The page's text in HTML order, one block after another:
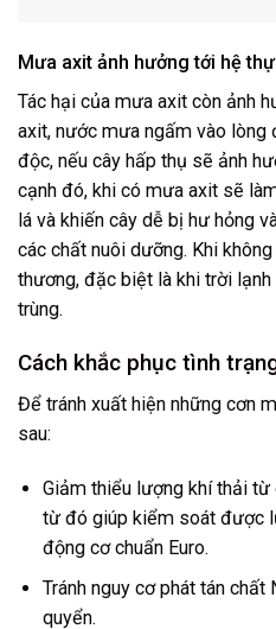
Mưa axit ảnh hưởng tới hệ
Tác hại của mưa axit còn ảnh
axit, nước mưa ngấm vào lòng
độc, nếu cây hấp thụ sẽ ảnh
cạnh đó, khi có mưa axit sẽ
lá và khiến cây dễ bị hư hỏng
các chất nuôi dưỡng. Khi
thương, đặc biệt là khi trời
trùng.
Cách khắc phục tình
Để tránh xuất hiện những cơn
sau:
Giảm thiểu lượng khí thải
từ đó giúp kiểm soát được
động cơ chuẩn Euro.
Tránh nguy cơ phát tán chất
quyển.